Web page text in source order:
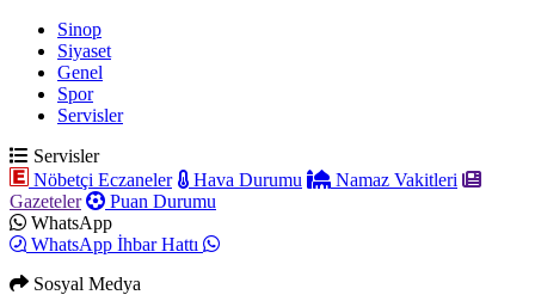
Sinop
Siyaset
Genel
Spor
Servisler
Servisler
Nöbetçi Eczaneler
Hava Durumu
Namaz Vakitleri
Gazeteler
Puan Durumu
WhatsApp
WhatsApp İhbar Hattı
Sosyal Medya